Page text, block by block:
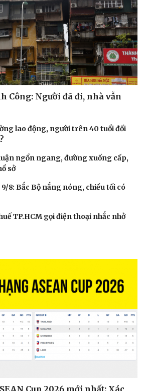
Công: Người đã đi, nhà vẫn
lao động, người trên 40 tuổi đối
ngổn ngang, đường xuống cấp,
sở
8: Bắc Bộ nắng nóng, chiều tối có
TP.HCM gọi điện thoại nhắc nhở
Cup 2026 mới nhất: Xác